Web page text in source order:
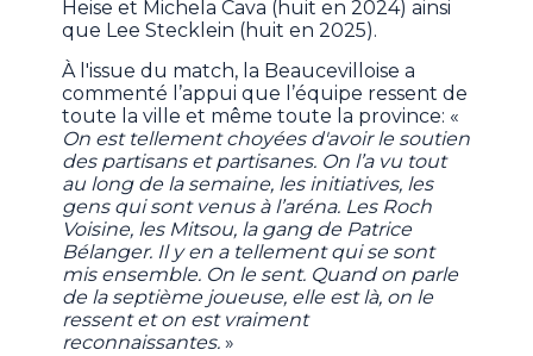
Heise et Michela Cava (huit en 2024) ainsi
que Lee Stecklein (huit en 2025).
À l'issue du match, la Beaucevilloise a
commenté l’appui que l’équipe ressent de
toute la ville et même toute la province: «
On est tellement choyées d'avoir le soutien
des partisans et partisanes. On l’a vu tout
au long de la semaine, les initiatives, les
gens qui sont venus à l’aréna. Les Roch
Voisine, les Mitsou, la gang de Patrice
Bélanger. Il y en a tellement qui se sont
mis ensemble. On le sent. Quand on parle
de la septième joueuse, elle est là, on le
ressent et on est vraiment
reconnaissantes. »